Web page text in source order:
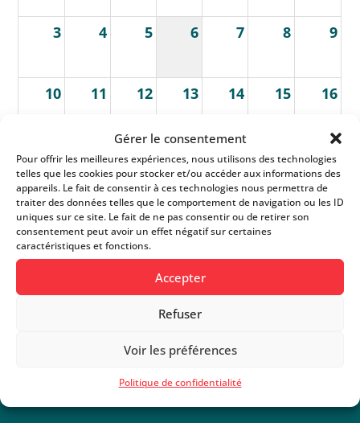
Gérer le consentement
Pour offrir les meilleures expériences, nous utilisons des technologies
telles que les cookies pour stocker et/ou accéder aux informations des
appareils. Le fait de consentir à ces technologies nous permettra de
traiter des données telles que le comportement de navigation ou les ID
uniques sur ce site. Le fait de ne pas consentir ou de retirer son
consentement peut avoir un effet négatif sur certaines
caractéristiques et fonctions.
Accepter
Refuser
Voir les préférences
Politique de confidentialité
3 4 5 6 7 8 9
10 11 12 13 14 15 16
17 18 19 20 21 22 23
24 25 26 27 28 29
3
NOUS ÉCRIRE